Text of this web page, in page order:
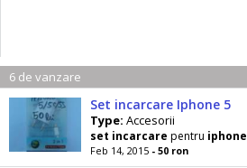
6 de vanzare
Set incarcare Iphone 5
Type: Accesorii
set incarcare pentru iphone
Feb 14, 2015 - 50 ron